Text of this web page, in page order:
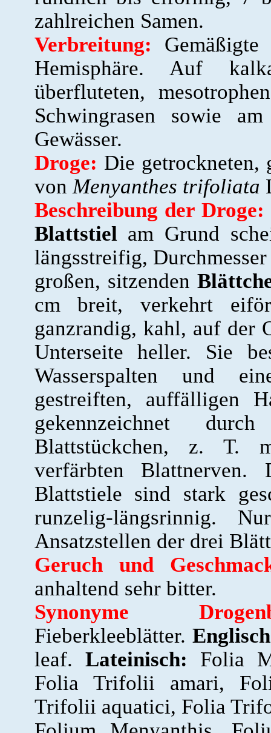
zahlreichen Samen.
Verbreitung:
Hemisphäre. Auf
überfluteten,
Schwingrasen sowie
Gewässer.
Droge: Die getrockneten,
von Menyanthes trifoliata
Beschreibung der Droge:
Blattstiel am Grund
längsstreifig,
großen, sitzenden
cm breit, verkehrt
ganzrandig, kahl, auf der
Unterseite heller. Sie
Wasserspalten und
gestreiften, auffälligen
gekennzeichnet
Blattstückchen, z. T.
verfärbten Blattnerven.
Blattstiele sind stark
runzelig-längsrinnig.
Ansatzstellen der drei
Geruch und
anhaltend sehr bitter.
Synonyme
Fieberkleeblätter.
leaf. Lateinisch: Folia
Folia Trifolii amari,
Trifolii aquatici, Folia